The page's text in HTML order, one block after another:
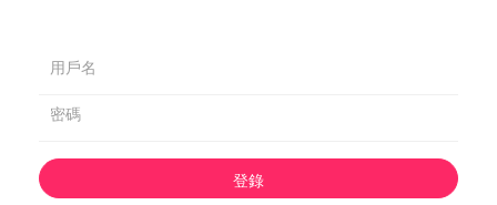
用戶名
密碼
登錄